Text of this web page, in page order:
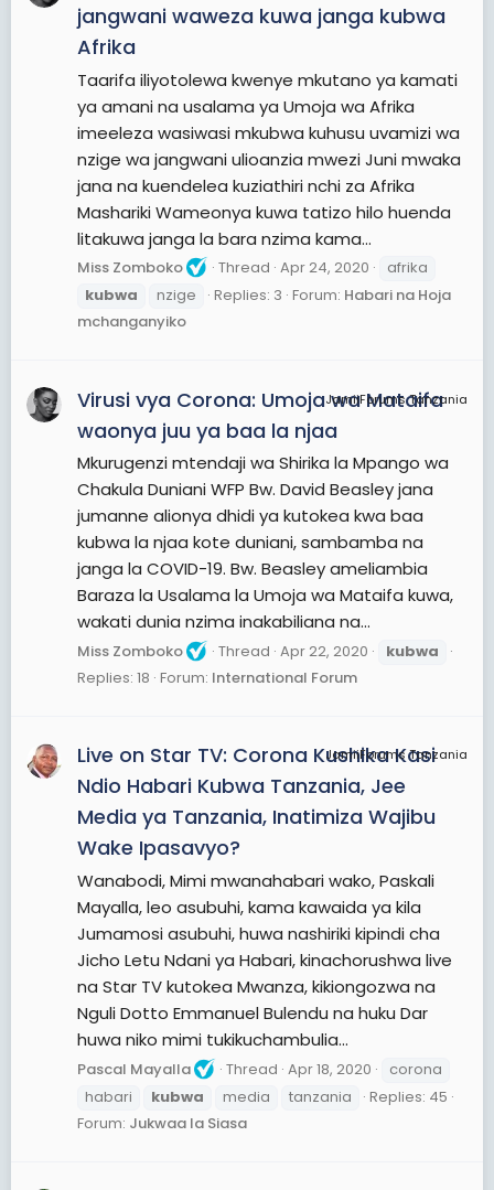
jangwani waweza kuwa janga kubwa
Afrika
Taarifa iliyotolewa kwenye mkutano ya kamati
ya amani na usalama ya Umoja wa Afrika
imeeleza wasiwasi mkubwa kuhusu uvamizi wa
nzige wa jangwani ulioanzia mwezi Juni mwaka
jana na kuendelea kuziathiri nchi za Afrika
Mashariki Wameonya kuwa tatizo hilo huenda
litakuwa janga la bara nzima kama...
Miss Zomboko Thread Apr 24, 2020
afrika
kubwa
nzige Replies: 3 Forum: Habari na Hoja
mchanganyiko
JamiiForums Tanzania
Virusi vya Corona: Umoja wa Mataifa
waonya juu ya baa la njaa
Mkurugenzi mtendaji wa Shirika la Mpango wa
Chakula Duniani WFP Bw. David Beasley jana
jumanne alionya dhidi ya kutokea kwa baa
kubwa la njaa kote duniani, sambamba na
janga la COVID-19. Bw. Beasley ameliambia
Baraza la Usalama la Umoja wa Mataifa kuwa,
wakati dunia nzima inakabiliana na...
Miss Zomboko Thread Apr 22, 2020
kubwa
Replies: 18 Forum: International Forum
JamiiForums Tanzania
Live on Star TV: Corona Kushika Kasi
Ndio Habari Kubwa Tanzania, Jee
Media ya Tanzania, Inatimiza Wajibu
Wake Ipasavyo?
Wanabodi, Mimi mwanahabari wako, Paskali
Mayalla, leo asubuhi, kama kawaida ya kila
Jumamosi asubuhi, huwa nashiriki kipindi cha
Jicho Letu Ndani ya Habari, kinachorushwa live
na Star TV kutokea Mwanza, kikiongozwa na
Nguli Dotto Emmanuel Bulendu na huku Dar
huwa niko mimi tukikuchambulia...
Pascal Mayalla Thread Apr 18, 2020
corona
habari
kubwa media tanzania
Replies: 45
Forum: Jukwaa la Siasa